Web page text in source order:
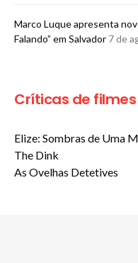
Marco Luque apresenta
Falando” em Salvador 7 de
Críticas de filmes
Elize: Sombras de Uma
The Dink
As Ovelhas Detetives